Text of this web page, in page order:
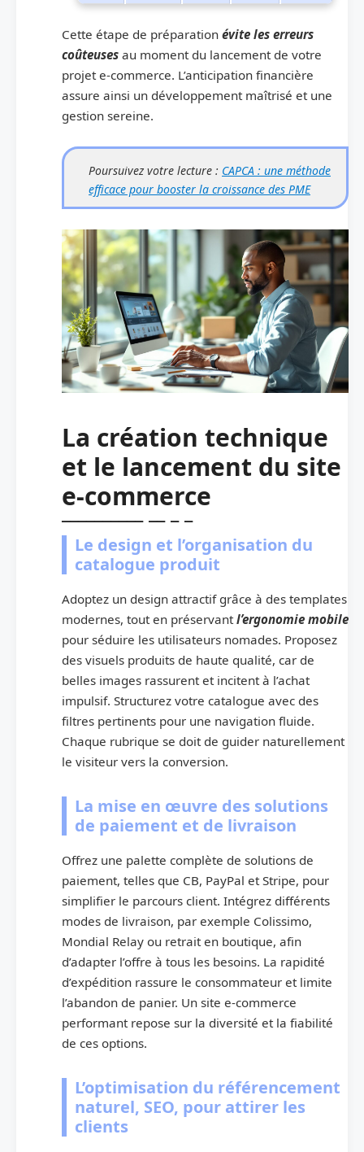
Cette étape de préparation évite les erreurs
coûteuses au moment du lancement de votre
projet e-commerce. L’anticipation financière
assure ainsi un développement maîtrisé et une
gestion sereine.
Poursuivez votre lecture : CAPCA : une méthode
efficace pour booster la croissance des PME
La création technique
et le lancement du site
e-commerce
Le design et l’organisation du
catalogue produit
Adoptez un design attractif grâce à des templates
modernes, tout en préservantl’ergonomie mobile
pour séduire les utilisateurs nomades. Proposez
des visuels produits de haute qualité, car de
belles images rassurent et incitent à l’achat
impulsif. Structurez votre catalogue avec des
filtres pertinents pour une navigation fluide.
Chaque rubrique se doit de guider naturellement
le visiteur vers la conversion.
La mise en œuvre des solutions
de paiement et de livraison
Offrez une palette complète de solutions de
paiement, telles que CB, PayPal et Stripe, pour
simplifier le parcours client. Intégrez différents
modes de livraison, par exemple Colissimo,
Mondial Relay ou retrait en boutique, afin
d’adapter l’offre à tous les besoins. La rapidité
d’expédition rassure le consommateur et limite
l’abandon de panier. Un site e-commerce
performant repose sur la diversité et la fiabilité
de ces options.
L’optimisation du référencement
naturel, SEO, pour attirer les
clients